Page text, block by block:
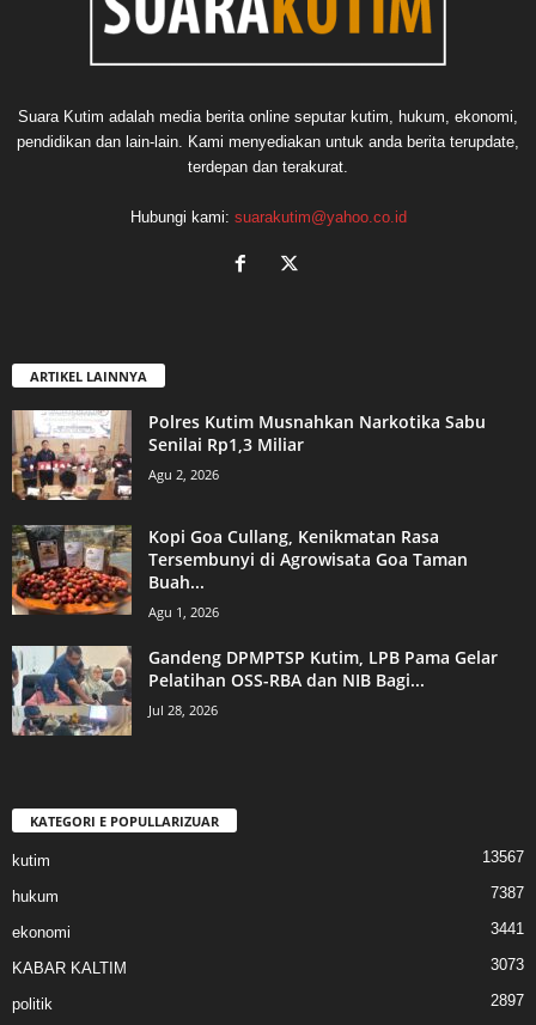
Suara Kutim adalah media berita online seputar kutim, hukum, ekonomi,
pendidikan dan lain-lain. Kami menyediakan untuk anda berita terupdate,
terdepan dan terakurat.
Hubungi kami: suarakutim@yahoo.co.id
ARTIKEL LAINNYA
Polres Kutim Musnahkan Narkotika Sabu
Senilai Rp1,3 Miliar
Agu 2, 2026
Kopi Goa Cullang, Kenikmatan Rasa
Tersembunyi di Agrowisata Goa Taman
Buah...
Agu 1, 2026
Gandeng DPMPTSP Kutim, LPB Pama Gelar
Pelatihan OSS-RBA dan NIB Bagi...
Jul 28, 2026
KATEGORI E POPULLARIZUAR
kutim 13567
hukum 7387
ekonomi 3441
KABAR KALTIM 3073
politik 2897